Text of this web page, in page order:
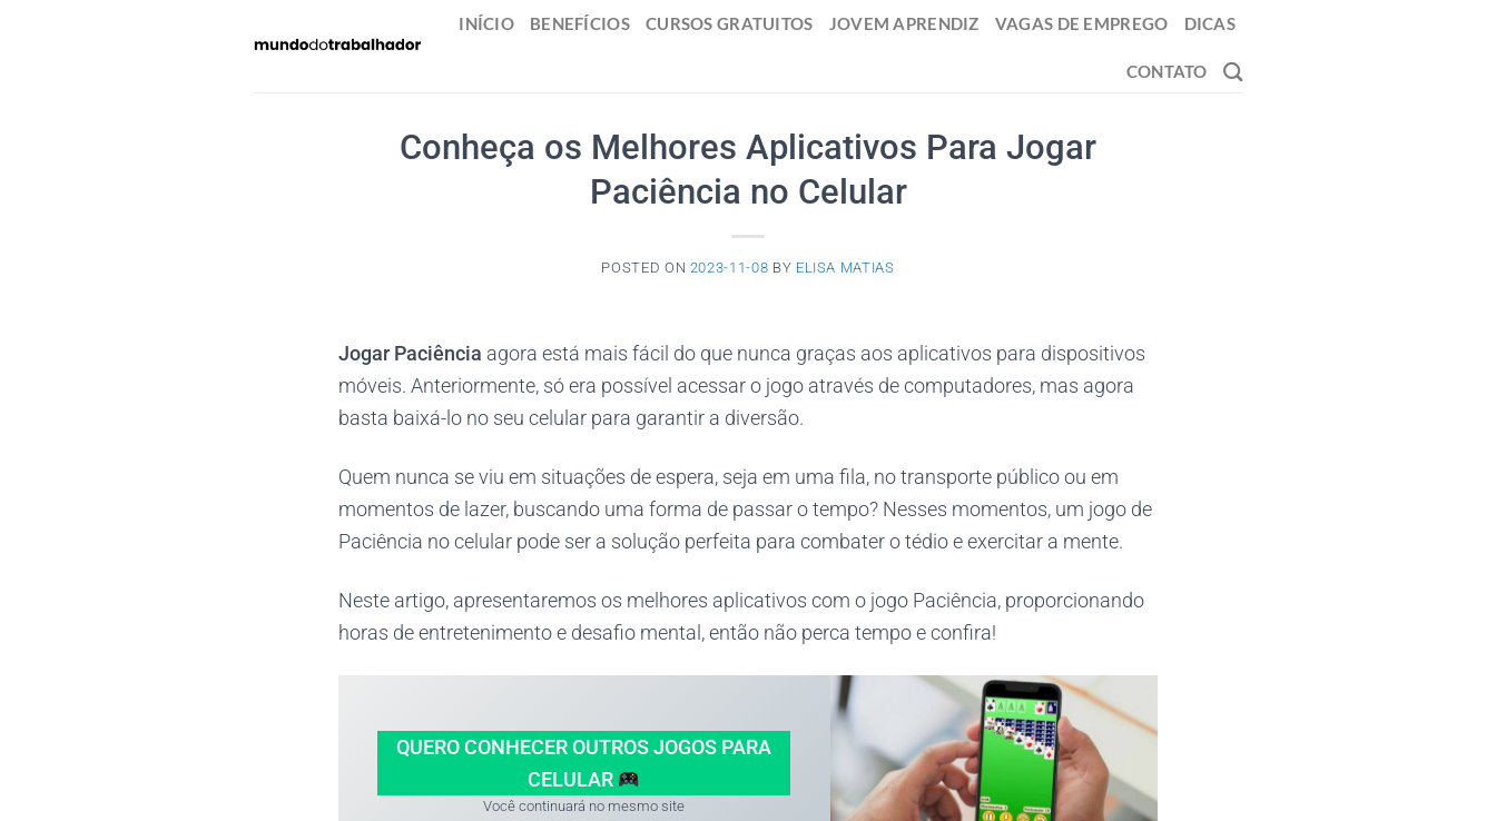
INÍCIO BENEFÍCIOS CURSOS GRATUITOS JOVEM APRENDIZ VAGAS DE EMPREGO DICAS
CONTATO
Conheça os Melhores Aplicativos Para Jogar
Paciência no Celular
POSTED ON 2023-11-08 BY ELISA MATIAS
Jogar Paciência agora está mais fácil do que nunca graças aos aplicativos para dispositivos
móveis. Anteriormente, só era possível acessar o jogo através de computadores, mas agora
basta baixá-lo no seu celular para garantir a diversão.
Quem nunca se viu em situações de espera, seja em uma fila, no transporte público ou em
momentos de lazer, buscando uma forma de passar o tempo? Nesses momentos, um jogo de
Paciência no celular pode ser a solução perfeita para combater o tédio e exercitar a mente.
Neste artigo, apresentaremos os melhores aplicativos com o jogo Paciência, proporcionando
horas de entretenimento e desafio mental, então não perca tempo e confira!
QUERO CONHECER OUTROS JOGOS PARA
CELULAR
Você continuará no mesmo site